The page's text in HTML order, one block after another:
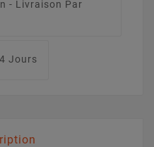
- Livraison Par
Jours